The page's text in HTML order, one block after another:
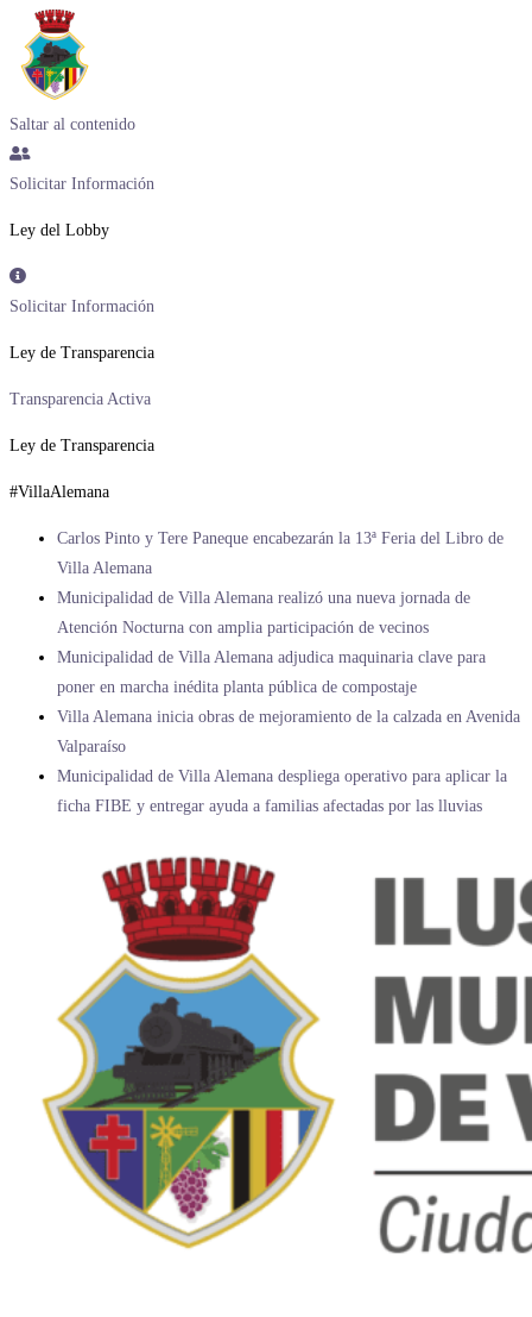
Saltar al contenido
Solicitar Información
Ley del Lobby
Solicitar Información
Ley de Transparencia
Transparencia Activa
Ley de Transparencia
#VillaAlemana
Carlos Pinto y Tere Paneque encabezarán la 13ª Feria del Libro de
Villa Alemana
Municipalidad de Villa Alemana realizó una nueva jornada de
Atención Nocturna con amplia participación de vecinos
Municipalidad de Villa Alemana adjudica maquinaria clave para
poner en marcha inédita planta pública de compostaje
Villa Alemana inicia obras de mejoramiento de la calzada en Avenida
Valparaíso
Municipalidad de Villa Alemana despliega operativo para aplicar la
ficha FIBE y entregar ayuda a familias afectadas por las lluvias